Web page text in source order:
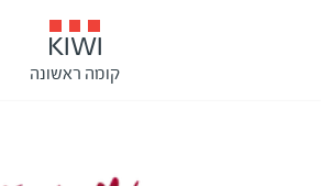
KIWI
קומה ראשונה